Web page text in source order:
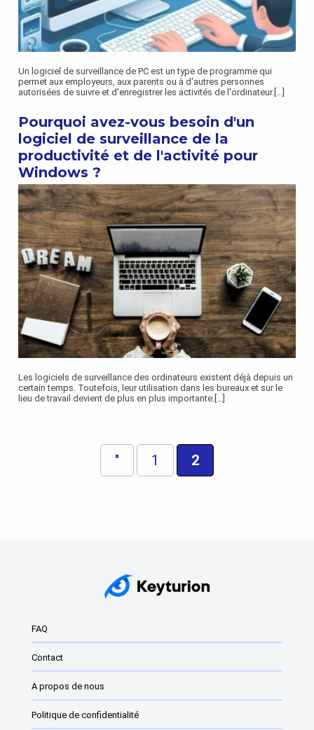
Un logiciel de surveillance de PC est un type de programme qui
permet aux employeurs, aux parents ou à d'autres personnes
autorisées de suivre et d'enregistrer les activités de l'ordinateur.
Pourquoi avez-vous besoin d'un
logiciel de surveillance de la
productivité et de l'activité pour
Windows ?
Les logiciels de surveillance des ordinateurs existent déjà depuis un
certain temps. Toutefois, leur utilisation dans les bureaux et sur le
lieu de travail devient de plus en plus importante. [...]
" 1 2
FAQ
Contact
A propos de nous
Politique de confidentialité